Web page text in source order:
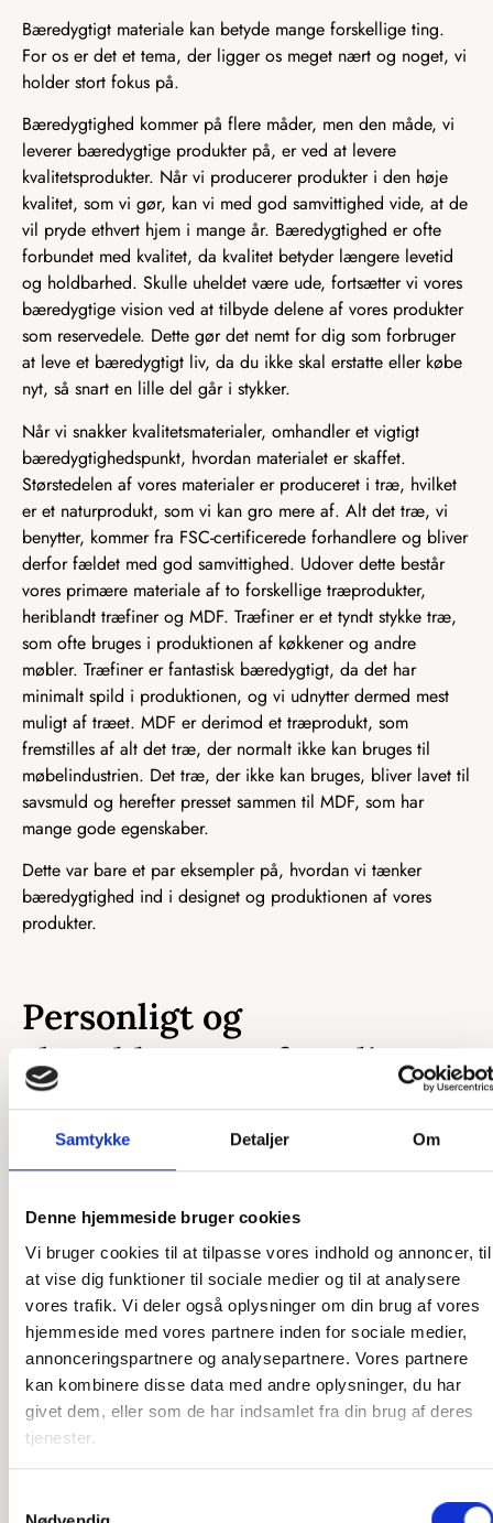
Samtykke Detaljer Om
Denne hjemmeside bruger cookies
Vi bruger cookies til at tilpasse vores indhold og annoncer, til
at vise dig funktioner til sociale medier og til at analysere
vores trafik. Vi deler også oplysninger om din brug af vores
hjemmeside med vores partnere inden for sociale medier,
annonceringspartnere og analysepartnere. Vores partnere
kan kombinere disse data med andre oplysninger, du har
givet dem, eller som de har indsamlet fra din brug af deres
tjenester.
Bæredygtigt materiale kan betyde mange forskellige ting.
For os er det et tema, der ligger os meget nært og noget, vi
holder stort fokus på.
Bæredygtighed kommer på flere måder, men den måde, vi
leverer bæredygtige produkter på, er ved at levere
kvalitetsprodukter. Når vi producerer produkter i den høje
kvalitet, som vi gør, kan vi med god samvittighed vide, at de
vil pryde ethvert hjem i mange år. Bæredygtighed er ofte
forbundet med kvalitet, da kvalitet betyder længere levetid
og holdbarhed. Skulle uheldet være ude, fortsætter vi vores
bæredygtige vision ved at tilbyde delene af vores produkter
som reservedele. Dette gør det nemt for dig som forbruger
at leve et bæredygtigt liv, da du ikke skal erstatte eller købe
nyt, så snart en lille del går i stykker.
Når vi snakker kvalitetsmaterialer, omhandler et vigtigt
bæredygtighedspunkt, hvordan materialet er skaffet.
Størstedelen af vores materialer er produceret i træ, hvilket
er et naturprodukt, som vi kan gro mere af. Alt det træ, vi
benytter, kommer fra FSC-certificerede forhandlere og bliver
derfor fældet med god samvittighed. Udover dette består
vores primære materiale af to forskellige træprodukter,
heriblandt træfiner og MDF. Træfiner er et tyndt stykke træ,
som ofte bruges i produktionen af køkkener og andre
møbler. Træfiner er fantastisk bæredygtigt, da det har
minimalt spild i produktionen, og vi udnytter dermed mest
muligt af træet. MDF er derimod et træprodukt, som
fremstilles af alt det træ, der normalt ikke kan bruges til
møbelindustrien. Det træ, der ikke kan bruges, bliver lavet til
savsmuld og herefter presset sammen til MDF, som har
mange gode egenskaber.
Dette var bare et par eksempler på, hvordan vi tænker
bæredygtighed ind i designet og produktionen af vores
produkter.
Personligt og
skræddersyet efter dit
ønske
Som et dansk producerende firma har vi en unik mulighed
Uanset om det er en ekstra ø, du ønsker, en ekstra by
Vores designere står klar til at høre, hvad du ønsker, og
vores snedkere står klar til at lave det efter dine tanker. Vi
har stor erfaring med at producere speciallavede produkter,
så har du en sjov idé, som du gerne vil have gjort til
virkelighed, er du kommet til det rette sted. Der er ikke
meget, som ikke er muligt, og det er kun fantasien, der
sætter grænser.
hjælpe der. Vi har mange års erfaring med produktion af